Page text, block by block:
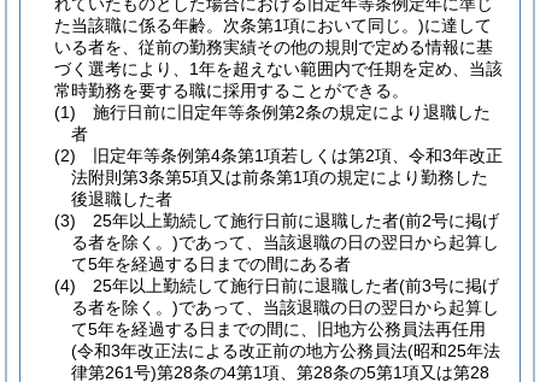
た当該職に係る年齢。次条第1項において同じ。)に達して
いる者を、従前の勤務実績その他の規則で定める情報に基
づく選考により、1年を超えない範囲内で任期を定め、当該
常時勤務を要する職に採用することができる。
(1)
施行日前に旧定年等条例第2条の規定により退職した
者
(2)
旧定年等条例第4条第1項若しくは第2項、令和3年改正
法附則第3条第5項又は前条第1項の規定により勤務した
後退職した者
(3)
25年以上勤続して施行日前に退職した者(前2号に掲げ
る者を除く。)であって、当該退職の日の翌日から起算し
て5年を経過する日までの間にある者
(4)
25年以上勤続して施行日前に退職した者(前3号に掲げ
る者を除く。)であって、当該退職の日の翌日から起算し
て5年を経過する日までの間に、旧地方公務員法再任用
(令和3年改正法による改正前の地方公務員法(昭和25年法
律第261号)第28条の4第1項、第28条の5第1項又は第28